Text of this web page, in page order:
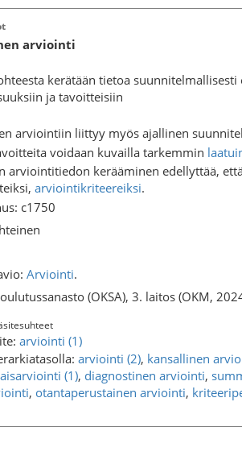
arviointi
kerätään tietoa
ja tavoitteisiin
arviointiin liittyy myös ajallinen
voidaan kuvailla tarkemmin
arviointitiedon kerääminen edellyttää,
arviointikriteereiksi.
c1750
Arviointi.
(OKSA), 3. laitos (OKM,
arviointi (1)
arviointi (2), kansallinen
(1), diagnostinen arviointi,
, otantaperustainen arviointi,